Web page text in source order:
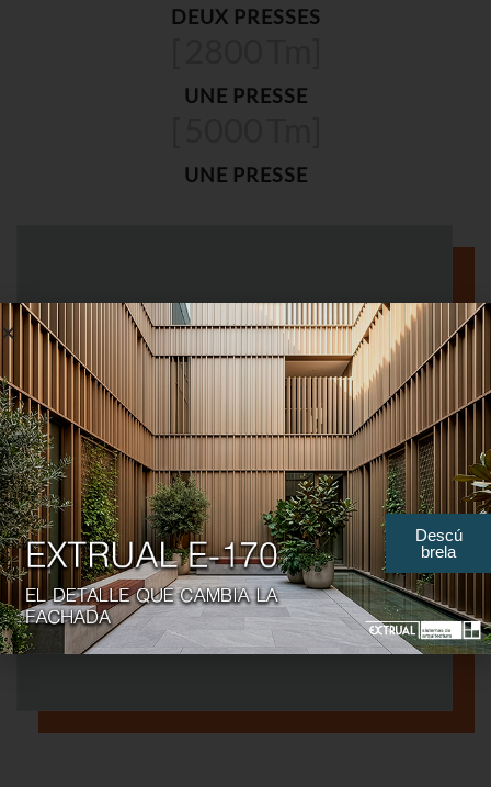
DEUX PRESSES
UNE PRESSE
UNE PRESSE
ALLIAG
APPLICATION
TRAITEMENT
6060 Architecturale T4, T5 et T6
6063 Architecturale
6463
Ornementale (haute
brillance)
T4, T5 et T6
6106 Semi-structurelle T6
6005 Semi-structurelle T6
6082 Structurelle T6
Descú
brela